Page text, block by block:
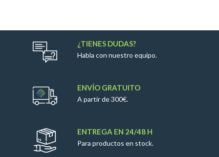
¿TIENES DUDAS?
Habla con nuestro equipo.
ENVÍO GRATUITO
A partir de 300€.
ENTREGA EN 24/48 H
Para productos en stock.